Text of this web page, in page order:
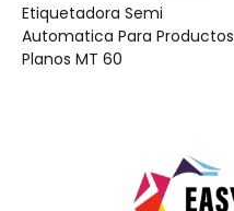
Etiquetadora Semi
Automatica Para Productos
Planos MT 60